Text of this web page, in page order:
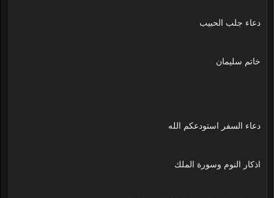
دعاء جلب الحبيب
خاتم سليمان
دعاء السفر استودعكم الله
اذكار النوم وسورة الملك